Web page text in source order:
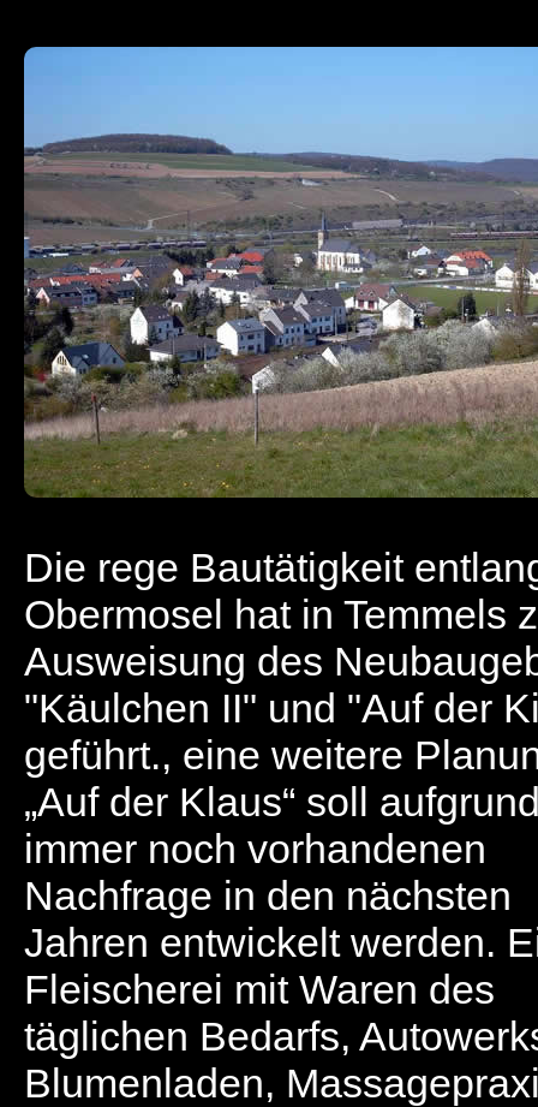
Die rege Bautätigkeit
Obermosel hat in Temmels
Ausweisung des
"Käulchen II" und "Auf der
geführt., eine weitere
„Auf der Klaus“ soll
immer noch vorhandenen
Nachfrage in den nächsten
Jahren entwickelt werden.
Fleischerei mit Waren des
täglichen Bedarfs,
Blumenladen,